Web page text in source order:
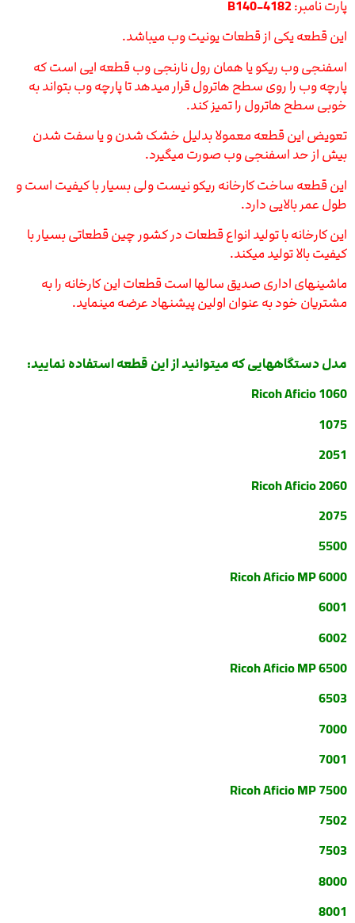
پارت نامبر:
این قطعه یکی از قطعات یونیت وب میباشد.
اسفنجی وب ریکو یا همان رول نارنجی وب قطعه ایی است که
پارچه وب را روی سطح هاترول قرار میدهد تا پارچه وب بتواند به
خوبی سطح هاترول را تمیز کند.
تعویض این قطعه معمولا بدلیل خشک شدن و یا سفت شدن
بیش از حد اسفنجی وب صورت میگیرد.
این قطعه ساخت کارخانه ریکو نیست ولی بسیار با کیفیت است و
طول عمر بالایی دارد.
این کارخانه با تولید انواع قطعات در کشور چین قطعاتی بسیار با
کیفیت بالا تولید میکند.
ماشینهای اداری صدیق سالها است قطعات این کارخانه را به
مشتریان خود به عنوان اولین پیشنهاد عرضه مینماید.
مدل دستگاههایی که میتوانید از این قطعه استفاده نمایید:
Ricoh Aficio 1060
1075
2051
Ricoh Aficio 2060
2075
5500
Ricoh Aficio MP 6000
6001
6002
Ricoh Aficio MP 6500
6503
7000
7001
Ricoh Aficio MP 7500
7502
7503
8000
8001